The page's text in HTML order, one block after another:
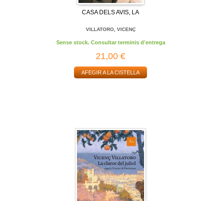
CASA DELS AVIS, LA
VILLATORO, VICENÇ
Sense stock. Consultar terminis d'entrega
21,00 €
AFEGIR A LA CISTELLA